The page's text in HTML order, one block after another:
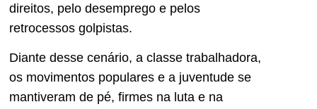
direitos, pelo desemprego e pelos
retrocessos golpistas.
Diante desse cenário, a classe trabalhadora,
os movimentos populares e a juventude se
mantiveram de pé, firmes na luta e na